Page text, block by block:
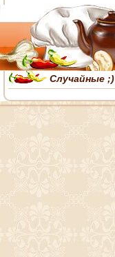
Случайные ;)